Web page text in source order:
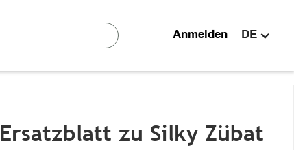
Anmelden DE
Ersatzblatt zu Silky Zübat